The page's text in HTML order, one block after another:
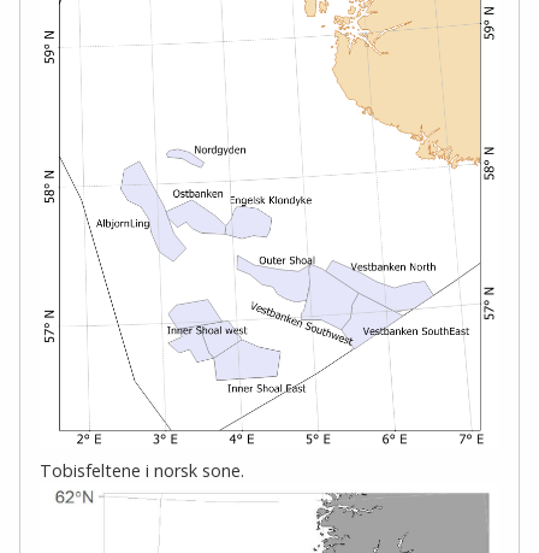
Tobisfeltene i norsk sone.